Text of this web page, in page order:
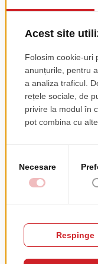
pret de lista
79.00 EUR +
PRODUSE